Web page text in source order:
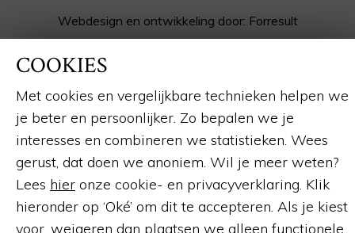
Webdesign en ontwikkeling door: Forresult
COOKIES
Met cookies en vergelijkbare technieken helpen we
je beter en persoonlijker. Zo bepalen we je
interesses en combineren we statistieken. Wees
gerust, dat doen we anoniem. Wil je meer weten?
Lees hier onze cookie- en privacyverklaring. Klik
hieronder op ‘Oké’ om dit te accepteren. Als je kiest
voor, weigeren dan plaatsen we alleen functionele